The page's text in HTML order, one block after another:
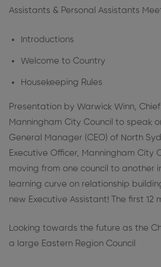
Assistants & Personal Assistants
Introductions
Welcome to Country
Housekeeping Rules
Presentation by Warwick Winn,
Manningham City Council to speak
General Manager (CEO) of North
Executive Officer, Manningham City
moving from one council to another
learning curve on relationship
new Executive Assistant! The first 12
Looking towards the future as the
a large Eastern Region Council